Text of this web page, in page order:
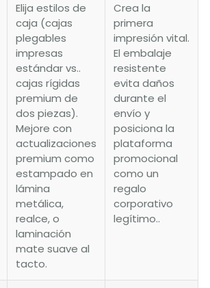
Elija estilos de
caja (cajas
plegables
impresas
estándar vs..
cajas rígidas
premium de
dos piezas).
Mejore con
actualizaciones
premium como
estampado en
lámina
metálica,
realce, o
laminación
mate suave al
tacto.
Crea la
primera
impresión vital.
El embalaje
resistente
evita daños
durante el
envío y
posiciona la
plataforma
promocional
como un
regalo
corporativo
legítimo..